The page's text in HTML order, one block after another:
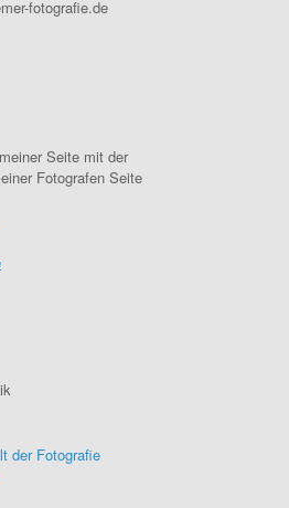
fotografie.de
Seite mit der
Fotografen Seite
der Fotografie